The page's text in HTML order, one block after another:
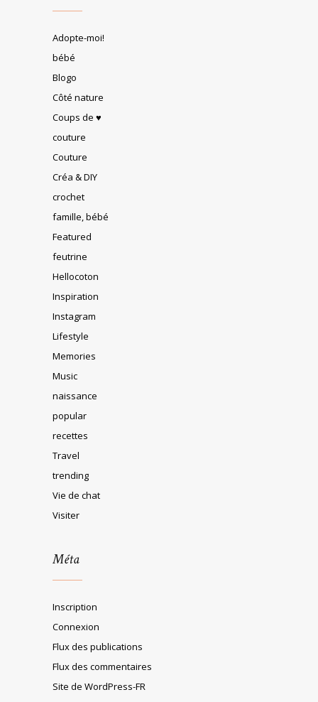
Adopte-moi!
bébé
Blogo
Côté nature
Coups de ♥
couture
Couture
Créa & DIY
crochet
famille, bébé
Featured
feutrine
Hellocoton
Inspiration
Instagram
Lifestyle
Memories
Music
naissance
popular
recettes
Travel
trending
Vie de chat
Visiter
Méta
Inscription
Connexion
Flux des publications
Flux des commentaires
Site de WordPress-FR